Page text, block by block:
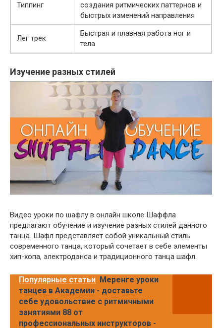
Типпинг
создания ритмических паттернов и
быстрых изменений направления
Лег трек
Быстрая и плавная работа ног и
тела
Изучение разных стилей
Видео уроки по шафлу в онлайн школе Шаффла
предлагают обучение и изучение разных стилей данного
танца. Шафл представляет собой уникальный стиль
современного танца, который сочетает в себе элементы
хип-хопа, электродэнса и традиционного танца шафл.
Популярные статьи Меренге уроки
танцев в Академии - доставьте
себе удовольствие с ритмичными
занятиями 88 от
профессиональных инструкторов -